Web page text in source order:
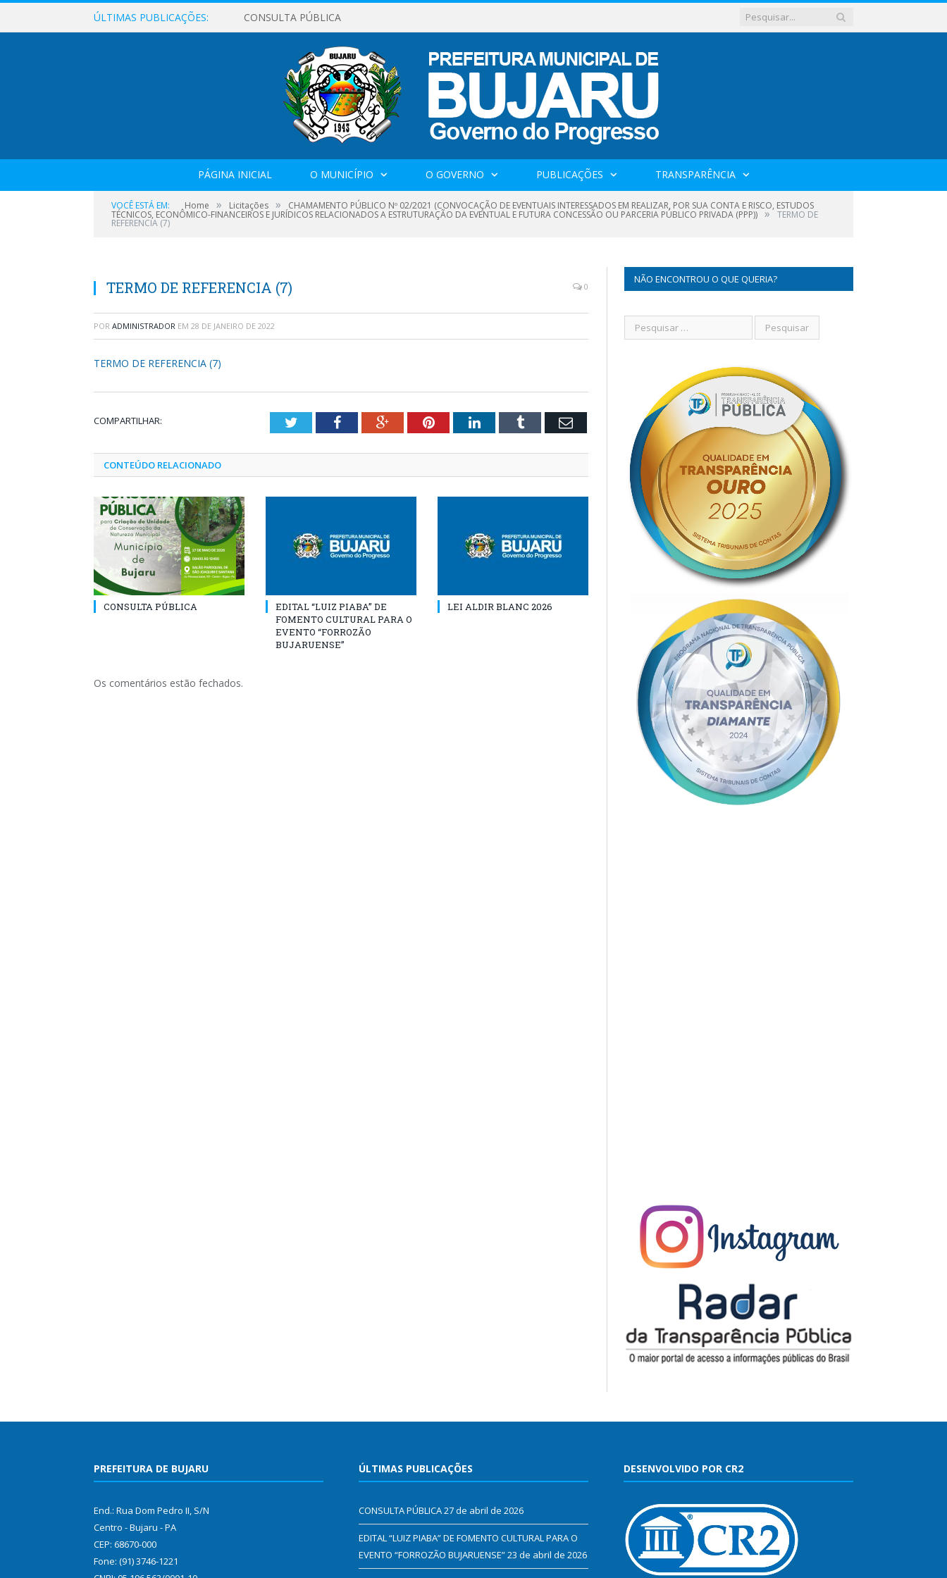
ÚLTIMAS PUBLICAÇÕES: CONSULTA PÚBLICA
PÁGINA INICIAL O MUNICÍPIO O GOVERNO PUBLICAÇÕES TRANSPARÊNCIA
VOCÊ ESTÁ EM: Home » Licitações » CHAMAMENTO PÚBLICO Nº 02/2021 (CONVOCAÇÃO DE EVENTUAIS INTERESSADOS EM REALIZAR, POR SUA CONTA E RISCO, ESTUDOS
TÉCNICOS, ECONÔMICO-FINANCEIROS E JURÍDICOS RELACIONADOS A ESTRUTURAÇÃO DA EVENTUAL E FUTURA CONCESSÃO OU PARCERIA PÚBLICO PRIVADA (PPP)) » TERMO DE
REFERENCIA (7)
TERMO DE REFERENCIA (7) 0
POR ADMINISTRADOR EM 28 DE JANEIRO DE 2022
TERMO DE REFERENCIA (7)
COMPARTILHAR: TwitterFacebookGoogle+PinterestLinkedInTumblr Email
CONTEÚDO RELACIONADO
CONSULTA PÚBLICA
EDITAL “LUIZ PIABA” DE
FOMENTO CULTURAL PARA O
EVENTO “FORROZÃO
BUJARUENSE”
LEI ALDIR BLANC 2026
Os comentários estão fechados.
NÃO ENCONTROU O QUE QUERIA?
PREFEITURA DE BUJARU
End.: Rua Dom Pedro II, S/N
Centro - Bujaru - PA
CEP: 68670-000
Fone: (91) 3746-1221
ÚLTIMAS PUBLICAÇÕES
CONSULTA PÚBLICA27 de abril de 2026
EDITAL “LUIZ PIABA” DE FOMENTO CULTURAL PARA O
EVENTO “FORROZÃO BUJARUENSE”23 de abril de 2026
DESENVOLVIDO POR CR2